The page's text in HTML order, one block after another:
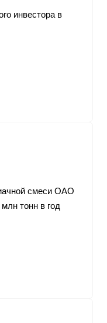
инвестора в
смеси ОАО
тонн в год